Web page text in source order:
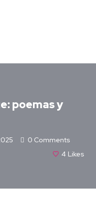
poemas y
0 Comments
4 Likes